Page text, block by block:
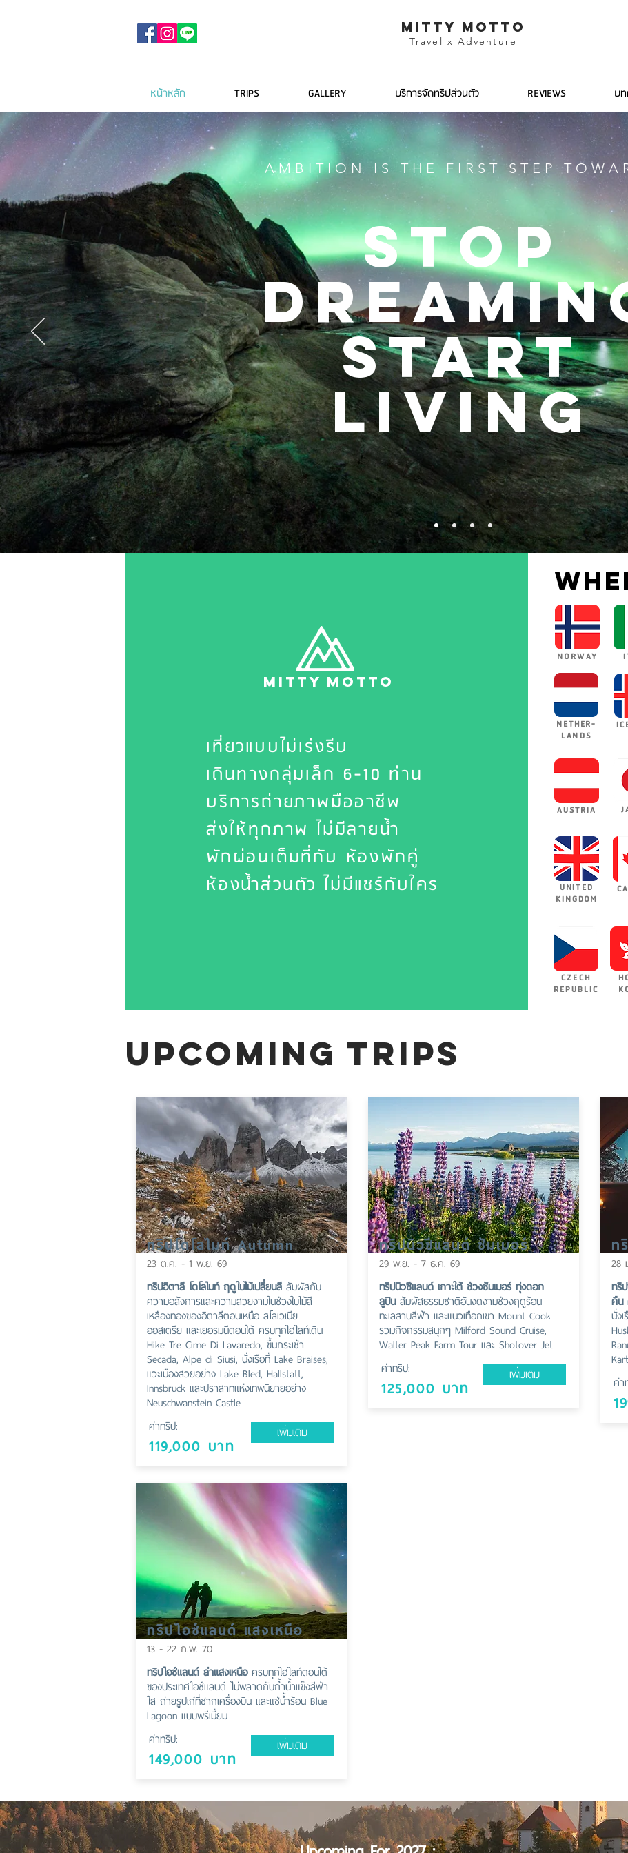
mitty motto
Travel x Adventure
หน้าหลัก TRIPS GALLERY บริการจัดทริปส่วนตัว REVIEWS บ
AMBITION IS THE FIRST STEP
Stop
Start
living
MiTTY motto
เที่ยวแบบไม่เร่งรีบ
เดินทางกลุ่มเล็ก 6-10 ท่าน
บริการถ่ายภาพมืออาชีพ
ส่งให้ทุกภาพ ไม่มีลายน้ำ
พักผ่อนเต็มที่กับ ห้องพักคู่
ห้องน้ำส่วนตัว ไม่มีแชร์กับใคร
NORWAY
NETHER-
LANDS
AUSTRIA
UNITED
KINGDOM
CZECH
REPUBLIC
Upcoming Trips
ทริปโดโลไมท์ Autumn
23 ต.ค. - 1 พ.ย. 69
ทริปอิตาลี โดโลไมท์ ฤดูใบไม้เปลี่ยนสี สัมผัสกับ
ความอลังการและความสวยงามในช่วงใบไม้สี
เหลืองทองของอิตาลีตอนเหนือ สโลเวเนีย
ออสเตรีย และเยอรมนีตอนใต้ ครบทุกไฮไลท์เดิน
Hike Tre Cime Di Lavaredo, ขึ้นกระเช้า
Secada, Alpe di Siusi, นั่งเรือที่ Lake Braises,
แวะเมืองสวยอย่าง Lake Bled, Hallstatt,
Innsbruck และปราสาทแห่งเทพนิยายอย่าง
Neuschwanstein Castle
ค่าทริป:
119,000 บาท
เพิ่มเติม
ทริปนิวซีแลนด์ ซัมเมอร์
29 พ.ย. - 7 ธ.ค. 69
ทริปนิวซีแลนด์ เกาะใต้ ช่วงซัมเมอร์ ทุ่งดอก
ลูปินสัมผัสธรรมชาติอันงดงามช่วงฤดูร้อน
ทะเลสาบสีฟ้า และแนวเทือกเขา Mount Cook
รวมกิจกรรมสนุกๆ Milford Sound Cruise,
Walter Peak Farm Tour และ Shotover Jet
ค่าทริป:
125,000 บาท
เพิ่มเติม
ท
28
ทริ
คืน
นั่ง
ค่า
ทริปไอซ์แลนด์ แสงเหนือ
13 - 22 ก.พ. 70
ทริปไอซ์แลนด์ ล่าแสงเหนือครบทุกไฮไลท์ตอนใต้
ของประเทศไอซ์แลนด์ ไม่พลาดกับถ้ำน้ำแข็งสีฟ้า
ใส ถ่ายรูปเก๋ที่ซากเครื่องบิน และแช่น้ำร้อน Blue
Lagoon แบบพรีเมี่ยม
ค่าทริป:
149,000 บาท
เพิ่มเติม